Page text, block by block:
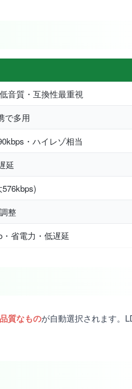
音質・互換性最重視
で多用
・ハイレゾ相当
延
整
省電力・低遅延
質なものが自動選択されます。